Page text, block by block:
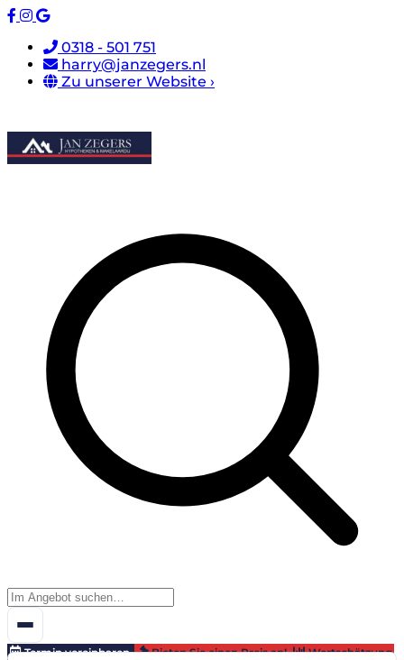
0318 - 501 751
harry@janzegers.nl
Zu unserer Website ›
Termin vereinbaren Bieten Sie einen Preis an!
Wertschätzung